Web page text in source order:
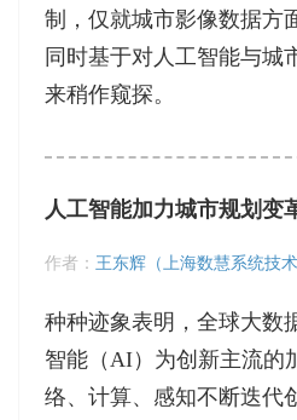
制，仅就城市影像数据方
同时基于对人工智能与城
来稍作窥探。
人工智能加力城市规划变
作者： 王东辉（上海数慧系统技
种种迹象表明，全球大数
智能（AI）为创新主流的
络、计算、感知不断迭代